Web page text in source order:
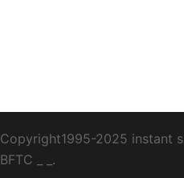
Copyright1995-2025 instant
BFTC _ _.